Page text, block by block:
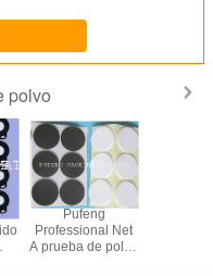
polvo
Pufeng
Professional Net
A prueba de polvo